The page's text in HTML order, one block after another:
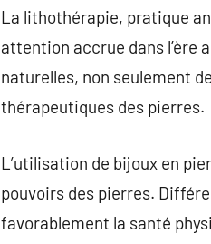
La lithothérapie, pratique
attention accrue dans l’ère
naturelles, non seulement
thérapeutiques des pierres.
L’utilisation de bijoux en
pouvoirs des pierres.
favorablement la santé